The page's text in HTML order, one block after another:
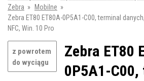
Zebra » Mobilne »
Zebra ET80 ET80A-0P5A1-C00, terminal danych,
NFC, Win. 10 Pro
z powrotem
do wyciągu
Zebra ET80
0P5A1-